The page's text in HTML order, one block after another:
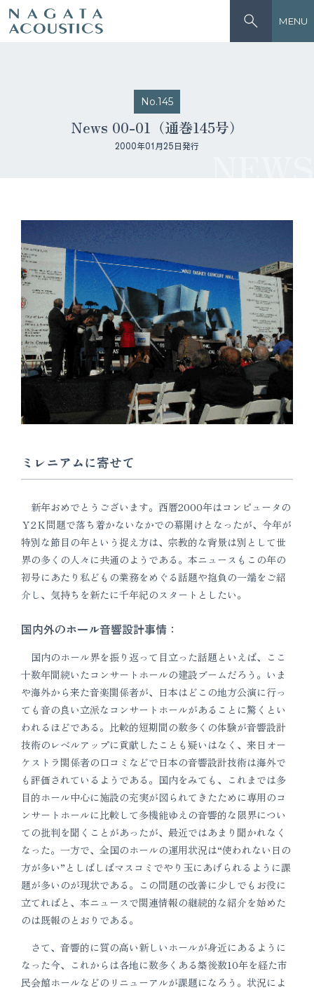
MENU
No.145
News 00-01（通巻145号）
2000年01月25日発行
ミレニアムに寄せて
新年おめでとうございます。西暦2000年はコンピュータの
Ｙ2Ｋ問題で落ち着かないなかでの幕開けとなったが、今年が
特別な節目の年という捉え方は、宗教的な背景は別として世
界の多くの人々に共通のようである。本ニュースもこの年の
初号にあたり私どもの業務をめぐる話題や抱負の一端をご紹
介し、気持ちを新たに千年紀のスタートとしたい。
国内外のホール音響設計事情：
国内のホール界を振り返って目立った話題といえば、ここ
十数年間続いたコンサートホールの建設ブームだろう。いま
や海外から来た音楽関係者が、日本はどこの地方公演に行っ
ても音の良い立派なコンサートホールがあることに驚くとい
われるほどである。比較的短期間の数多くの体験が音響設計
技術のレベルアップに貢献したことも疑いはなく、来日オー
ケストラ関係者の口コミなどで日本の音響設計技術は海外で
も評価されているようである。国内をみても、これまでは多
目的ホール中心に施設の充実が図られてきたために専用のコ
ンサートホールに比較して多機能ゆえの音響的な限界につい
ての批判を聞くことがあったが、最近ではあまり聞かれなく
なった。一方で、全国のホールの運用状況は“使われない日の
方が多い”としばしばマスコミでやり玉にあげられるように課
題が多いのが現状である。この問題の改善に少しでもお役に
立てればと、本ニュースで関連情報の継続的な紹介を始めた
のは既報のとおりである。
さて、音響的に質の高い新しいホールが身近にあるように
なった今、これからは各地に数多くある築後数10年を経た市
民会館ホールなどのリニューアルが課題になろう。状況によ